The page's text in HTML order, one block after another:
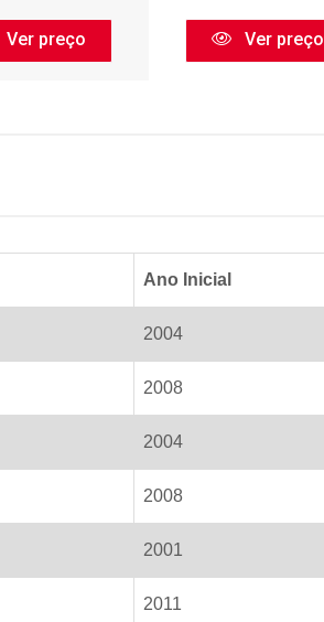
Ver preço Ver preço
Ano Inicial
2004
2008
2004
2008
2001
2011